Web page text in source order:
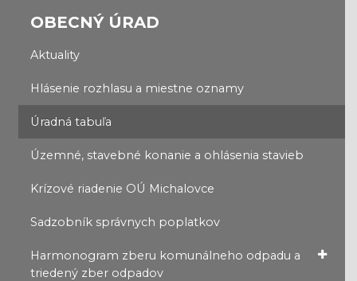
OBECNÝ ÚRAD
Aktuality
Hlásenie rozhlasu a miestne oznamy
Úradná tabuľa
Územné, stavebné konanie a ohlásenia stavieb
Krízové riadenie OÚ Michalovce
Sadzobník správnych poplatkov
Harmonogram zberu komunálneho odpadu a
triedený zber odpadov